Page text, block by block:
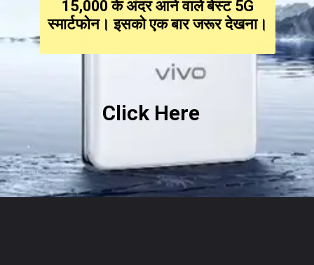
₹15,000 के अंदर आने वाले बेस्ट 5G
स्मार्टफोन। इसको एक बार जरूर देखना।
Click Here